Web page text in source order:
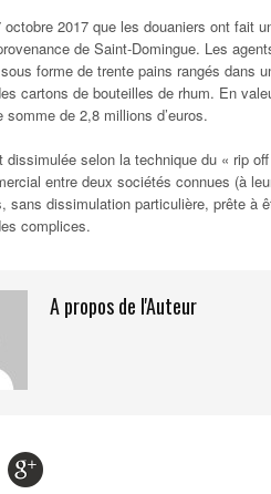
octobre 2017 que les douaniers ont fait
de Saint-Domingue. Les
forme de trente pains rangés dans
cartons de bouteilles de rhum. En
somme de 2,8 millions d’euros.
dissimulée selon la technique du « rip
entre deux sociétés connues (à
sans dissimulation particulière, prête à
complices.
A propos de l'Auteur